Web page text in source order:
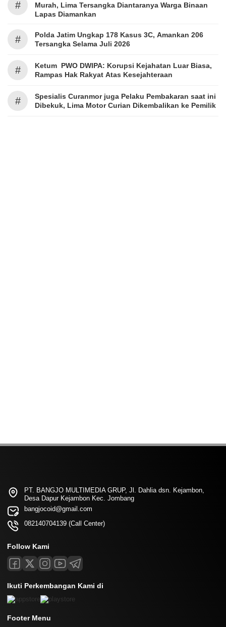
#
Murah, Lima Tersangka Diantaranya Warga Binaan
Lapas Diamankan
#
Polda Jatim Ungkap 178 Kasus 3C, Amankan 206
Tersangka Selama Juli 2026
#
Ketum PWO DWIPA: Korupsi Kejahatan Luar Biasa,
Rampas Hak Rakyat Atas Kesejahteraan
#
Spesialis Curanmor juga Pelaku Pembakaran saat ini
Dibekuk, Lima Motor Curian Dikembalikan ke Pemilik
PT. BANGJO MULTIMEDIA GRUP, Jl. Dahlia dsn. Kejambon,
Desa Dapur Kejambon Kec. Jombang
bangjocoid@gmail.com
082140704139 (Call Center)
Follow Kami
Ikuti Perkembangan Kami di
Footer Menu